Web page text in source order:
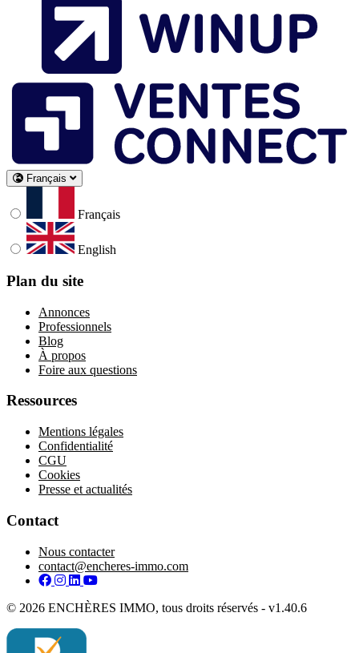
Français
Français
English
Plan du site
Annonces
Professionnels
Blog
À propos
Foire aux questions
Ressources
Mentions légales
Confidentialité
CGU
Cookies
Presse et actualités
Contact
Nous contacter
contact@encheres-immo.com
Facebook
Instagram
LinkedIn
YouTube
© 2026 ENCHÈRES IMMO, tous droits réservés - v1.40.6